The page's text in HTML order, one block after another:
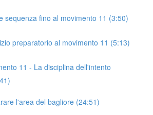
sequenza fino al movimento 11 (3:50)
preparatorio al movimento 11 (5:13)
11 - La disciplina dell'intento
l'area del bagliore (24:51)